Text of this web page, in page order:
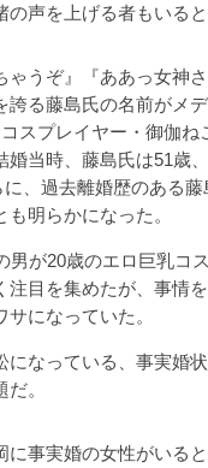
声を上げる者もいると
うぞ』『ああっ女神さ
誇る藤島氏の名前がメ
スプレイヤー・御伽ね
婚当時、藤島氏は51歳
に、過去離婚歴のある
明らかになった。
が20歳のエロ巨乳コ
注目を集めたが、事情
になっていた。
なっている、事実婚
。
に事実婚の女性がいる